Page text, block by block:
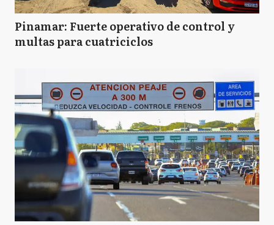
Pinamar: Fuerte operativo de control y
multas para cuatriciclos